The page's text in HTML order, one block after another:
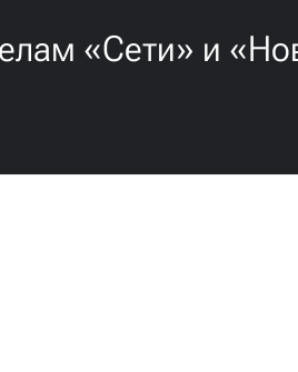
«Сети» и